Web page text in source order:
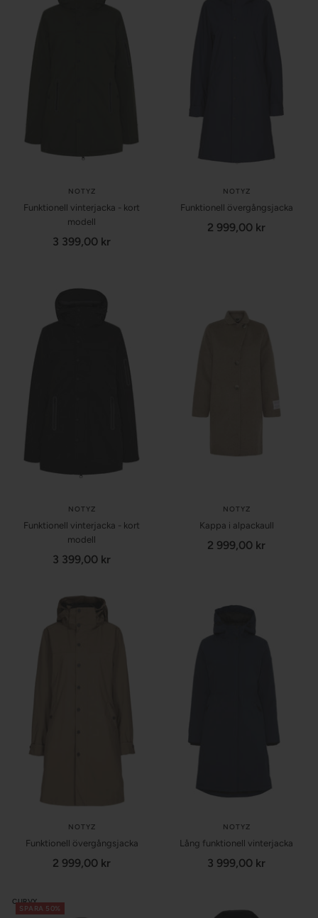
NOTYZ
Funktionell vinterjacka - kort
modell
Försäljningspris
3 399,00 kr
NOTYZ
Funktionell övergångsjacka
Försäljningspris
2 999,00 kr
NOTYZ
Funktionell vinterjacka - kort
modell
Försäljningspris
3 399,00 kr
NOTYZ
Kappa i alpackaull
Försäljningspris
2 999,00 kr
NOTYZ
Funktionell övergångsjacka
Försäljningspris
2 999,00 kr
NOTYZ
Lång funktionell vinterjacka
Försäljningspris
3 999,00 kr
SPARA 50%
CURVY